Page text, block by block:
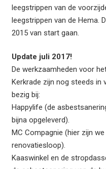
leegstrippen van de
leegstrippen van de Hema.
2015 van start gaan.
Update juli 2017!
De werkzaamheden voor
Kerkrade zijn nog steeds in
bezig bij:
Happylife (de
bijna opgeleverd).
MC Compagnie (hier zijn
renovatiesloop).
Kaaswinkel en de